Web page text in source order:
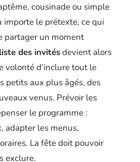
cousinade ou simple
importe le prétexte, ce qui
partager un moment
liste des invitésdevient alors
volonté d’inclure tout le
petits aux plus âgés, des
venus. Prévoir les
le programme :
adapter les menus,
La fête doit pouvoir
exclure.